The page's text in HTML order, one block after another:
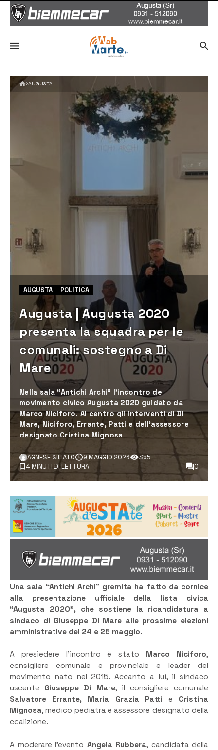
AUGUSTA
AUGUSTA POLITICA
Augusta | Augusta 2020
presenta la squadra per le
comunali: sostegno a Di
Mare
Nella sala “Antichi Archi” l’incontro del
movimento civico Augusta 2020 guidato da
Marco Niciforo. Al centro gli interventi di Di
Mare, Niciforo, Errante, Patti e dell’assessore
designato Cristina Mignosa
AGNESE SILIATO 9 MAGGIO 2026
355
4 MINUTI DI LETTURA
0
Una sala “Antichi Archi” gremita ha fatto da cornice
alla presentazione ufficiale della lista civica
“Augusta 2020”, che sostiene la ricandidatura a
sindaco di Giuseppe Di Mare alle prossime elezioni
amministrative del 24 e 25 maggio.
A presiedere l’incontro è stato Marco Niciforo,
consigliere comunale e provinciale e leader del
movimento nato nel 2015. Accanto a lui, il sindaco
uscente Giuseppe Di Mare, il consigliere comunale
Salvatore Errante, Maria Grazia Patti e Cristina
Mignosa, medico pediatra e assessore designato della
coalizione.
A moderare l’evento Angela Rubbera, candidata della